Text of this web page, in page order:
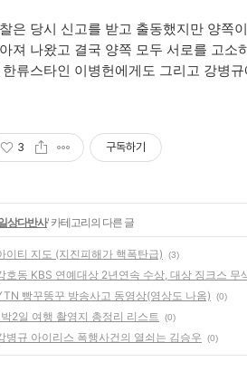
은 당시 신고를 받고 출동했지만 양쪽
져 나왔고 결국 양쪽 모두 서로를 고소
한류스타인 이병헌에게도 그리고 강병
3 구독하기
상다반사' 카테고리의 다른 글
이티 지도 (지진피해가 핵폭탄급) (3)
호동 KBS 연예대상 2년연속 수상, 대상 징크스 무
빵꾸똥꾸 방송사고 동영상(영상도 나옴) (0)
박2일 여행 촬영지 총정리 리스트 (0)
병규 아이리스 폭행사건의 열쇠는 김승우 (0)